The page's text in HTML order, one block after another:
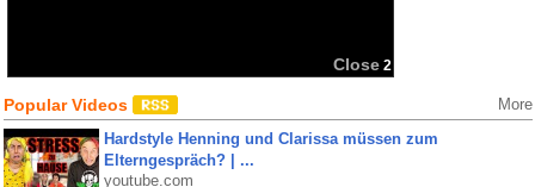
Close 2
Popular Videos More
Hardstyle Henning und Clarissa müssen zum
Elterngespräch? | ...
youtube.com